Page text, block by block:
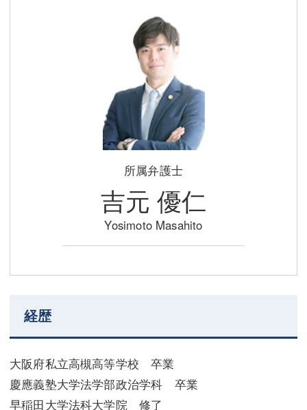
離婚（夫婦間トラブル）
労働問題（解雇，残業等）
不動産登記
商業登記
調査・書面作成
債務整理
離婚（夫婦間トラブル）
労働問題（解雇，残業等）
商業登記
調査・書面作成
債務整理
マスコミ取材・実績
所属弁護士
吉元 優仁
Yosimoto Masahito
経歴
大阪府私立高槻高等学校 卒業
慶應義塾大学法学部政治学科 卒業
早稲田大学法科大学院 修了